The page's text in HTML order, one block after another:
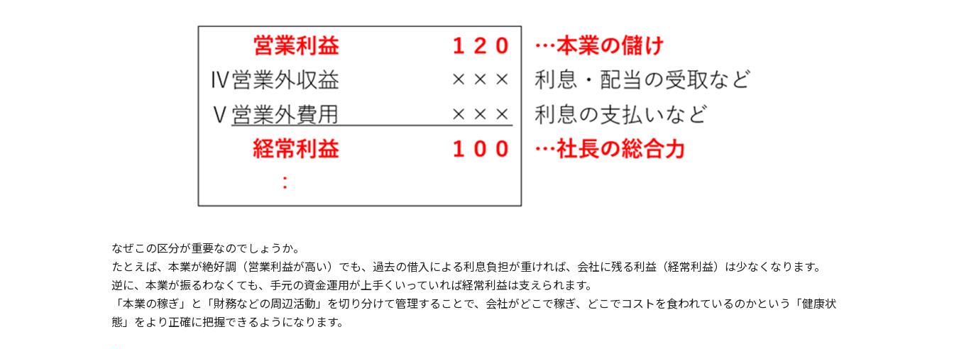
なぜこの区分が重要なのでしょうか。
たとえば、本業が絶好調（営業利益が高い）でも、過去の借入による利息負担が重ければ、会社に残る利益（経常利益）は少なくなります。
逆に、本業が振るわなくても、手元の資金運用が上手くいっていれば経常利益は支えられます。
「本業の稼ぎ」と「財務などの周辺活動」を切り分けて管理することで、会社がどこで稼ぎ、どこでコストを食われているのかという「健康状
態」をより正確に把握できるようになります。